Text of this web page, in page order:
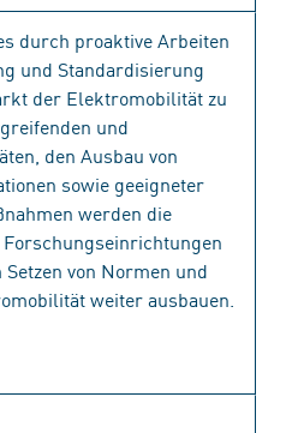
durch proaktive Arbeiten
und Standardisierung
der Elektromobilität zu
und
den Ausbau von
sowie geeigneter
werden die
von Normen und
weiter ausbauen.